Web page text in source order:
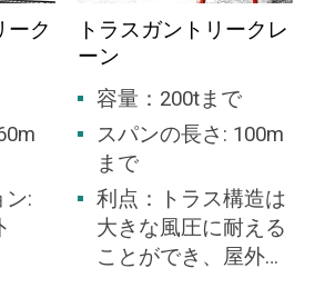
ーク
:
トラスガントリークレ
ーン
容量：200tまで
スパンの長さ: 100m
まで
利点：トラス構造は
大きな風圧に耐える
ことができ、屋外の